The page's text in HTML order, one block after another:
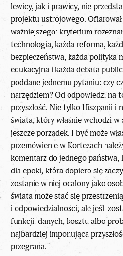
lewicy, jak i prawicy, nie
projektu ustrojowego.
ważniejszego: kryterium
technologia, każda reforma,
bezpieczeństwa, każda polityka
edukacyjna i każda debata
poddane jednemu pytaniu: czy
narzędziem? Od odpowiedzi na
przyszłość. Nie tylko Hiszpanii i
świata, który właśnie wchodzi
jeszcze porządek. I być może
przemówienie w Kortezach
komentarz do jednego państwa,
dla epoki, która dopiero się
zostanie w niej ocalony jako
świata może stać się
i odpowiedzialności, ale jeśli
funkcji, danych, kosztu albo
najbardziej imponująca
przegrana.